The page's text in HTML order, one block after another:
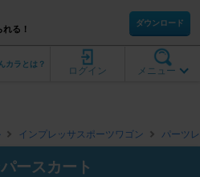
る！
ダウンロード
メニュー
ログイン
カラとは？
インプレッサスポーツワゴン パーツ
ースカート